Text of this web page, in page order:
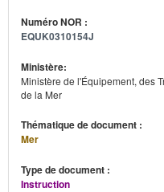
Numéro NOR :
EQUK0310154J
Ministère:
Ministère de l'Équipement, des
de la Mer
Thématique de document :
Mer
Type de document :
Instruction